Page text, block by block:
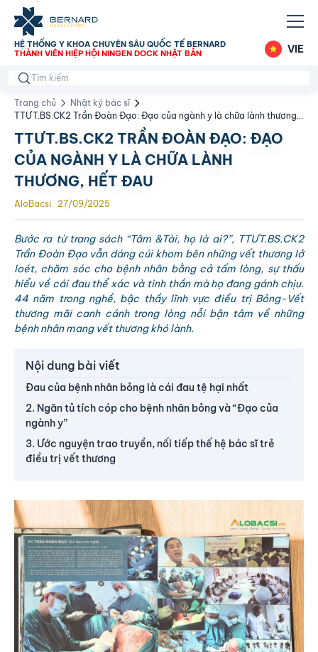
HỆ THỐNG Y KHOA CHUYÊN SÂU QUỐC TẾ BERNARD
THÀNH VIÊN HIỆP HỘI NINGEN DOCK NHẬT BẢN
VIE
Trang chủ
Nhật ký bác sĩ
TTƯT.BS.CK2 Trần Đoàn Đạo: Đạo của ngành y là chữa lành thương,
hết đau
TTƯT.BS.CK2 TRẦN ĐOÀN ĐẠO: ĐẠO
CỦA NGÀNH Y LÀ CHỮA LÀNH
THƯƠNG, HẾT ĐAU
AloBacsi 27/09/2025
Bước ra từ trang sách “Tâm &Tài, họ là ai?”, TTƯT.BS.CK2
Trần Đoàn Đạo vẫn dáng cúi khom bên những vết thương lở
loét, chăm sóc cho bệnh nhân bằng cả tấm lòng, sự thấu
hiểu về cái đau thể xác và tinh thần mà họ đang gánh chịu.
44 năm trong nghề, bậc thầy lĩnh vực điều trị Bỏng-Vết
thương mãi canh cánh trong lòng nỗi bận tâm về những
bệnh nhân mang vết thương khó lành.
Nội dung bài viết
Đau của bệnh nhân bỏng là cái đau tệ hại nhất
2. Ngăn tủ tích cóp cho bệnh nhân bỏng và “Đạo của
ngành y”
3. Ước nguyện trao truyền, nối tiếp thế hệ bác sĩ trẻ
điều trị vết thương